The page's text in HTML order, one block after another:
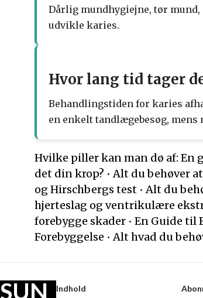
Dårlig mundhygiejne, tør
udvikle karies.
Hvor lang tid tager
Behandlingstiden for karies
en enkelt tandlægebesøg,
Hvilke piller kan man dø af: En
det din krop? •Alt du behøver
og Hirschbergs test •Alt du
hjerteslag og ventrikulære
forebygge skader • En Guide til
Forebyggelse •Alt hvad du
SUN Indhold